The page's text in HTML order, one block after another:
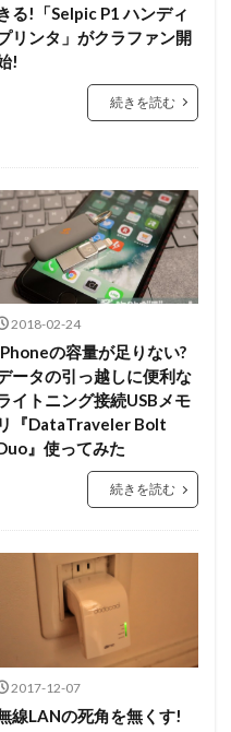
る!「Selpic P1 ハンディ
リンタ」がクラファン開
!
続きを読む
2018-02-24
の容量が足りない?
ータの引っ越しに便利な
イトニング接続USBメモ
リ『DataTraveler Bolt
』使ってみた
続きを読む
2017-12-07
線LANの死角を無くす!